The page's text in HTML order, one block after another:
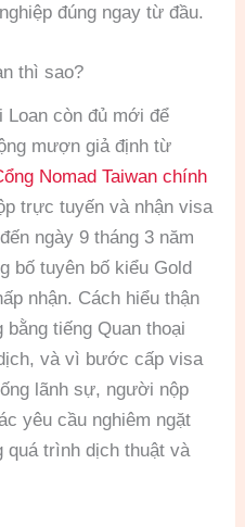
đúng ngay từ đầu.
thì sao?
Loan còn đủ mới để
mượn giả định từ
Nomad Taiwan chính
trực tuyến và nhận visa
ngày 9 tháng 3 năm
bố tuyên bố kiểu Gold
nhận. Cách hiểu thận
tiếng Quan thoại
và vì bước cấp visa
lãnh sự, người nộp
yêu cầu nghiêm ngặt
quá trình dịch thuật và